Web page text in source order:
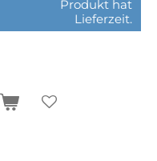
Produkt hat
Lieferzeit.